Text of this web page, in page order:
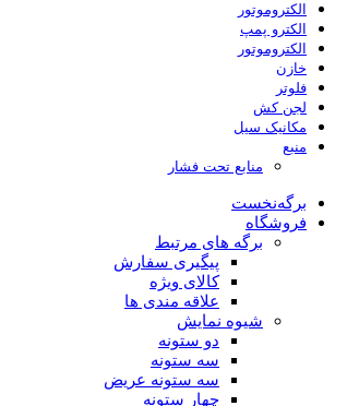
الکتروموتور
الکترو پمپ
الکتروموتور
خازن
فلوتر
لجن کش
مکانیک سیل
منبع
منابع تحت فشار
برگه‌نخست
فروشگاه
برگه های مرتبط
پیگیری سفارش
کالای ویژه
علاقه مندی ها
شیوه نمایش
دو ستونه
سه ستونه
سه ستونه عریض
چهار ستونه